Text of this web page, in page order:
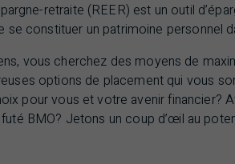
retraite (REER) est un outil
se constituer un patrimoine personnel
vous cherchez des moyens de
options de placement qui vous
pour vous et votre avenir financier?
BMO? Jetons un coup d’œil au